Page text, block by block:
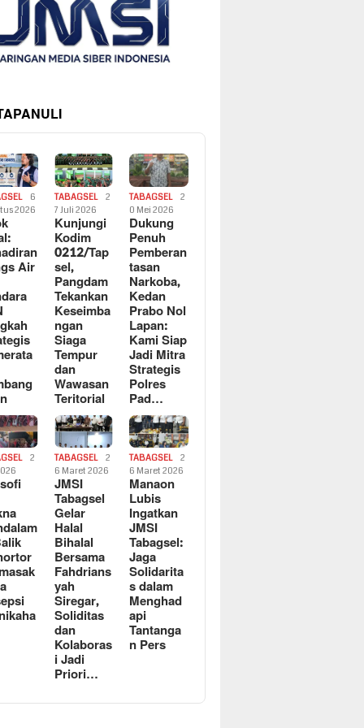
6
2026
Air
TABAGSEL
2
7 Juli 2026
Kunjungi
Kodim
0212/Tap
sel,
Pangdam
Tekankan
Keseimba
ngan
Siaga
Tempur
dan
Wawasan
Teritorial
TABAGSEL
2
0 Mei 2026
Dukung
Penuh
Pemberan
tasan
Narkoba,
Kedan
Prabo Nol
Lapan:
Kami Siap
Jadi Mitra
Strategis
Polres
Pad…
2
TABAGSEL
2
6 Maret 2026
JMSI
Tabagsel
Gelar
Halal
Bihalal
Bersama
Fahdrians
yah
Siregar,
Soliditas
dan
Kolaboras
i Jadi
Priori…
TABAGSEL
2
6 Maret 2026
Manaon
Lubis
Ingatkan
JMSI
Tabagsel:
Jaga
Solidarita
s dalam
Menghad
api
Tantanga
n Pers